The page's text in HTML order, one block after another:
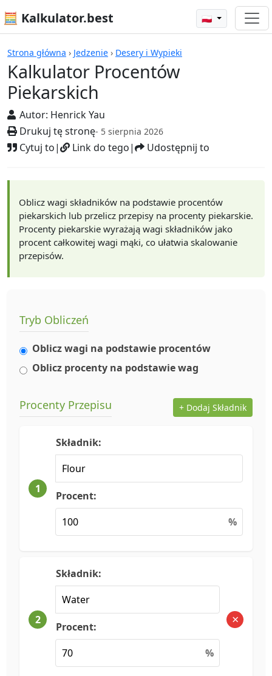
🧮 Kalkulator.best 🇵🇱
Strona główna › Jedzenie › Desery i Wypieki
Kalkulator Procentów
Piekarskich
Autor: Henrick Yau
Drukuj tę stronę- 5 sierpnia 2026
Cytuj to| Link do tego| Udostępnij to
Kalkulatory
Oblicz wagi składników na podstawie procentów
piekarskich lub przelicz przepisy na procenty piekarskie.
Procenty piekarskie wyrażają wagi składników jako
procent całkowitej wagi mąki, co ułatwia skalowanie
przepisów.
Tryb Obliczeń
Oblicz wagi na podstawie procentów
Oblicz procenty na podstawie wag
Procenty Przepisu + Dodaj Składnik
1
Składnik:
Procent:
%
2
Składnik:
Procent:
%
×